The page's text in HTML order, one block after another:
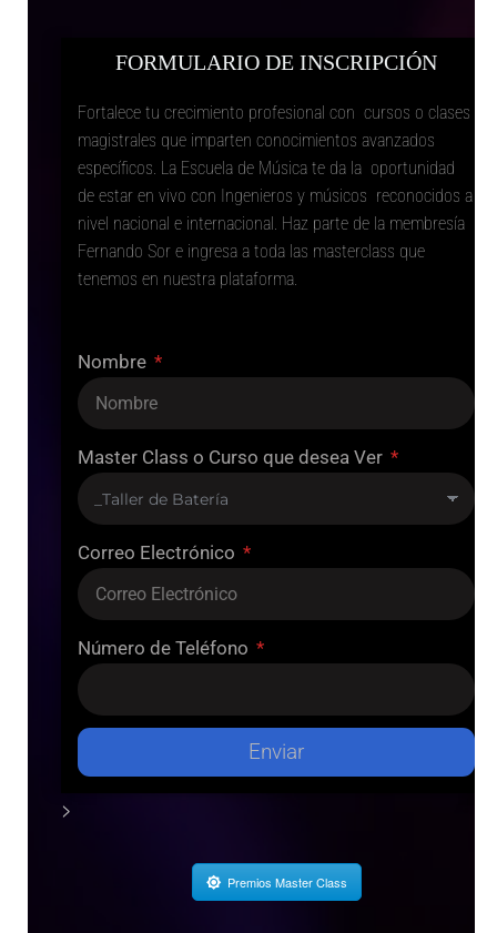
FORMULARIO DE INSCRIPCIÓN
Fortalece tu crecimiento profesional con cursos o clases
magistrales que imparten conocimientos avanzados
específicos. La Escuela de Música te da la oportunidad
de estar en vivo con Ingenieros y músicos reconocidos a
nivel nacional e internacional. Haz parte de la membresía
Fernando Sor e ingresa a toda las masterclass que
tenemos en nuestra plataforma.
Nombre
Master Class o Curso que desea Ver
Correo Electrónico
Número de Teléfono
Enviar
>
Premios Master Class